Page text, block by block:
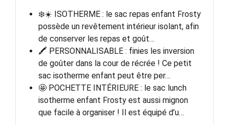
❄️☀️ ISOTHERME : le sac repas enfant Frosty
possède un revêtement intérieur isolant, afin
de conserver les repas et goût…
🖍️ PERSONNALISABLE : finies les inversion
de goûter dans la cour de récrée ! Ce petit
sac isotherme enfant peut être per…
🤩 POCHETTE INTÉRIEURE : le sac lunch
isotherme enfant Frosty est aussi mignon
que facile à organiser ! Il est équipé d’u…